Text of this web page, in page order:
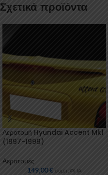
Σχετικά προϊόντα
Αεροτομή Hyundai Accent Mk1
(1997-1999)
Αεροτομές
149,00€ συμπ. ΦΠΑ